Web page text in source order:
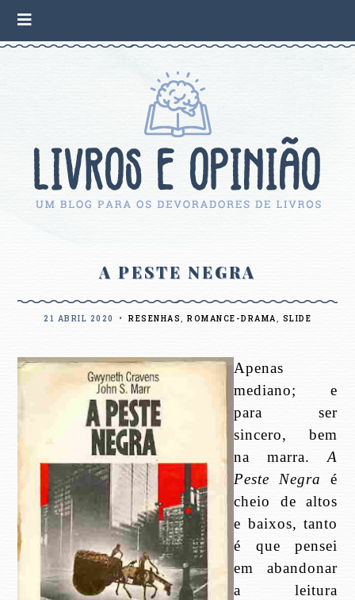
A PESTE NEGRA
21 ABRIL 2020 • RESENHAS, ROMANCE-DRAMA, SLIDE
Apenas
mediano; e
para ser
sincero, bem
na marra.A
Peste Negra é
cheio de altos
e baixos, tanto
é que pensei
em abandonar
a leitura